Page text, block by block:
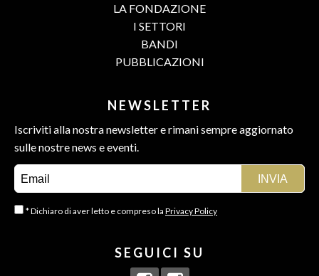
LA FONDAZIONE
I SETTORI
BANDI
PUBBLICAZIONI
NEWSLETTER
Iscriviti alla nostra newsletter e rimani sempre aggiornato
sulle nostre news e eventi.
* Dichiaro di aver letto e compreso la Privacy Policy
SEGUICI SU